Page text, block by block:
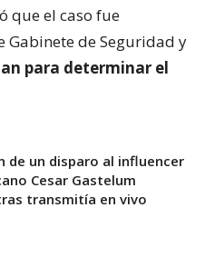
que el caso fue
de Seguridad y
para determinar el
de un disparo al influencer
Cesar Gastelum
transmitía en vivo